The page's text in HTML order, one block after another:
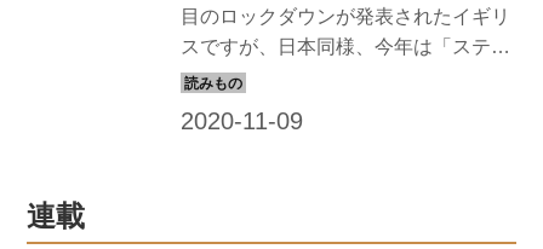
目のロックダウンが発表されたイギリ
スですが、日本同様、今年は「ステイ
ケイション」と称して、いつもの旅行
連載